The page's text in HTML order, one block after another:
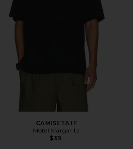
CAMISETA IF
Motel Margarita
$39